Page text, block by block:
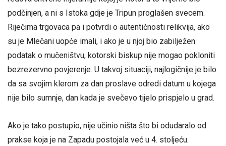
podčinjen, a ni s Istoka gdje je Tripun proglašen svecem.
Riječima trgovaca pa i potvrdi o autentičnosti relikvija, ako
su je Mlečani uopće imali, i ako je u njoj bio zabilježen
podatak o mučeništvu, kotorski biskup nije mogao pokloniti
bezrezervno povjerenje. U takvoj situaciji, najlogičnije je bilo
da sa svojim klerom za dan proslave odredi datum u kojega
nije bilo sumnje, dan kada je svečevo tijelo prispjelo u grad.
Ako je tako postupio, nije učinio ništa što bi odudaralo od
prakse koja je na Zapadu postojala već u 4. stoljeću.